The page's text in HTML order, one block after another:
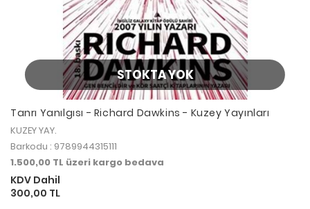
STOKTA YOK
Tanrı Yanılgısı - Richard Dawkins - Kuzey Yayınları
KUZEY YAY.
Barkodu : 9789944315111
1.500,00 TL üzeri kargo bedava
KDV Dahil
300,00 TL